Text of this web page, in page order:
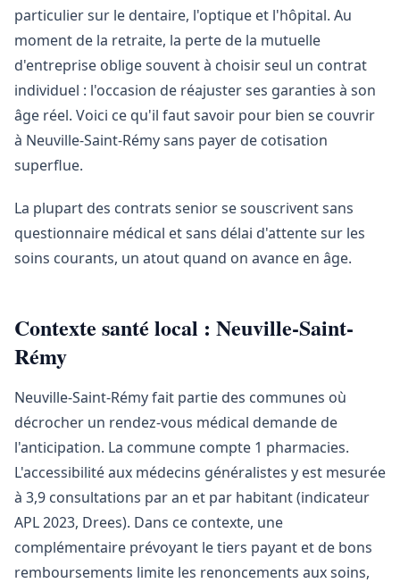
particulier sur le dentaire, l'optique et l'hôpital. Au
moment de la retraite, la perte de la mutuelle
d'entreprise oblige souvent à choisir seul un contrat
individuel : l'occasion de réajuster ses garanties à son
âge réel. Voici ce qu'il faut savoir pour bien se couvrir
à Neuville-Saint-Rémy sans payer de cotisation
superflue.
La plupart des contrats senior se souscrivent sans
questionnaire médical et sans délai d'attente sur les
soins courants, un atout quand on avance en âge.
Contexte santé local : Neuville-Saint-
Rémy
Neuville-Saint-Rémy fait partie des communes où
décrocher un rendez-vous médical demande de
l'anticipation. La commune compte 1 pharmacies.
L'accessibilité aux médecins généralistes y est mesurée
à 3,9 consultations par an et par habitant (indicateur
APL 2023, Drees). Dans ce contexte, une
complémentaire prévoyant le tiers payant et de bons
remboursements limite les renoncements aux soins,